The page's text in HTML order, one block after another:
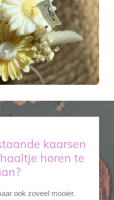
kaarsen
horen te
ook zoveel mooier.